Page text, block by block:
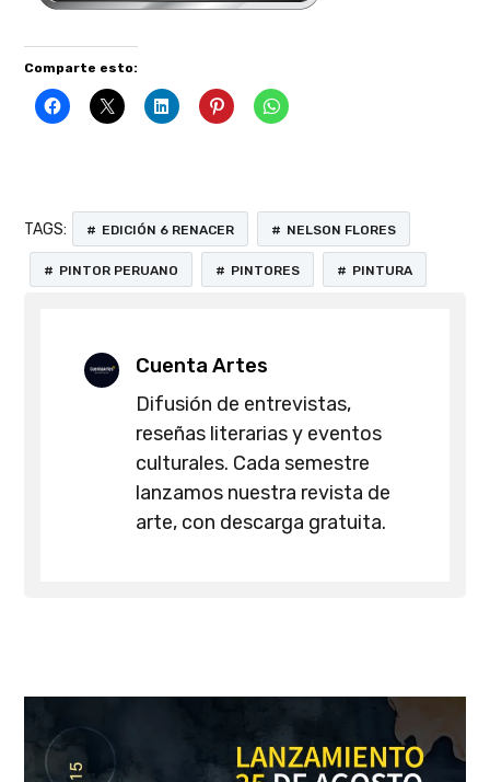
Comparte esto:
TAGS: EDICIÓN 6 RENACER NELSON FLORES
PINTOR PERUANO PINTORES PINTURA
Cuenta Artes
Difusión de entrevistas,
reseñas literarias y eventos
culturales. Cada semestre
lanzamos nuestra revista de
arte, con descarga gratuita.